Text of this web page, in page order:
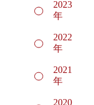
2023
年
2022
年
2021
年
2020